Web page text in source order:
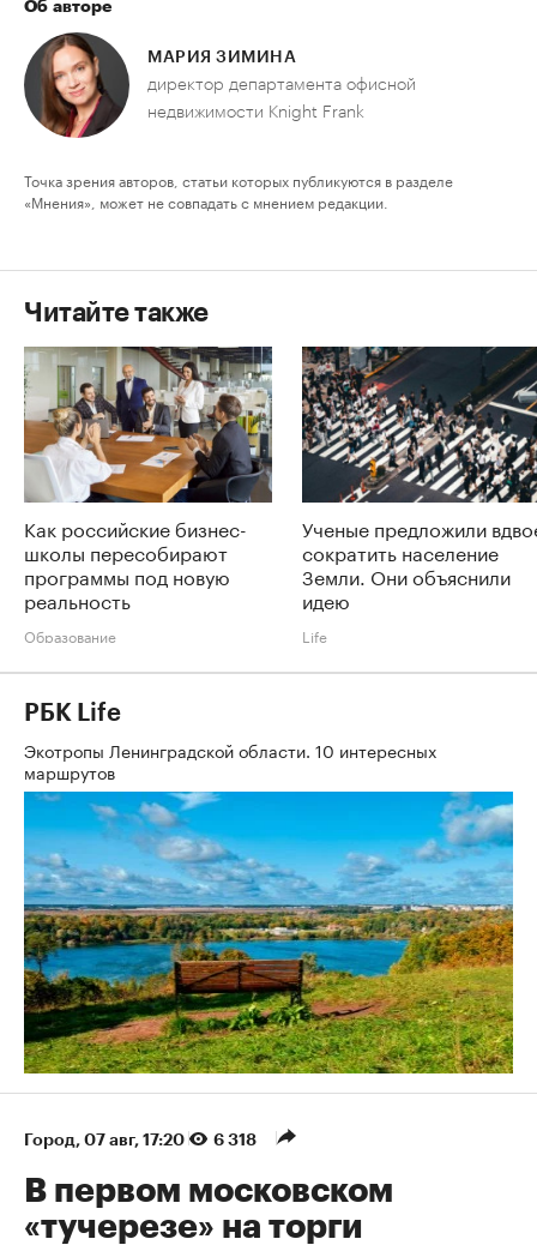
Об авторе
МАРИЯ ЗИМИНА
директор департамента офисной
недвижимости Knight Frank
Точка зрения авторов, статьи которых публикуются в разделе
«Мнения», может не совпадать с мнением редакции.
Читайте также
Как российские бизнес-
школы пересобирают
программы под новую
реальность
Образование
Ученые предложили
сократить население
Земли. Они объяснили
идею
Life
РБК Life
Экотропы Ленинградской области. 10 интересных
маршрутов
Город⁠, 07 авг, 17:20 6 318
В первом московском
«тучерезе» на торги